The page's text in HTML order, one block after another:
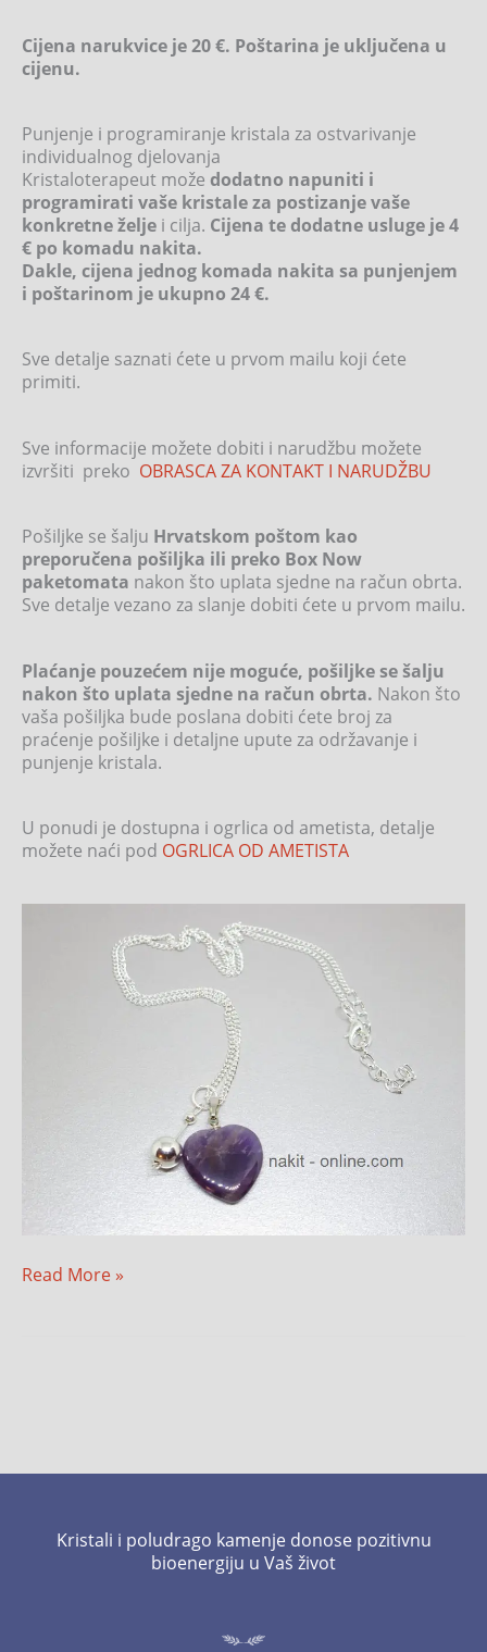
Cijena narukvice je 20 €. Poštarina je uključena u
cijenu.
Punjenje i programiranje kristala za ostvarivanje
individualnog djelovanja
Kristaloterapeut može dodatno napuniti i
programirati vaše kristale za postizanje vaše
konkretne želje i cilja. Cijena te dodatne usluge je 4
€ po komadu nakita.
Dakle, cijena jednog komada nakita sa punjenjem
i poštarinom je ukupno 24 €.
Sve detalje saznati ćete u prvom mailu koji ćete
primiti.
Sve informacije možete dobiti i narudžbu možete
izvršiti preko OBRASCA ZA KONTAKT I NARUDŽBU
Pošiljke se šalju Hrvatskom poštom kao
preporučena pošiljka ili preko Box Now
paketomata nakon što uplata sjedne na račun obrta.
Sve detalje vezano za slanje dobiti ćete u prvom mailu.
Plaćanje pouzećem nije moguće, pošiljke se šalju
nakon što uplata sjedne na račun obrta. Nakon što
vaša pošiljka bude poslana dobiti ćete broj za
praćenje pošiljke i detaljne upute za održavanje i
punjenje kristala.
U ponudi je dostupna i ogrlica od ametista, detalje
možete naći pod OGRLICA OD AMETISTA
Read More »
Kristali i poludrago kamenje donose pozitivnu
bioenergiju u Vaš život